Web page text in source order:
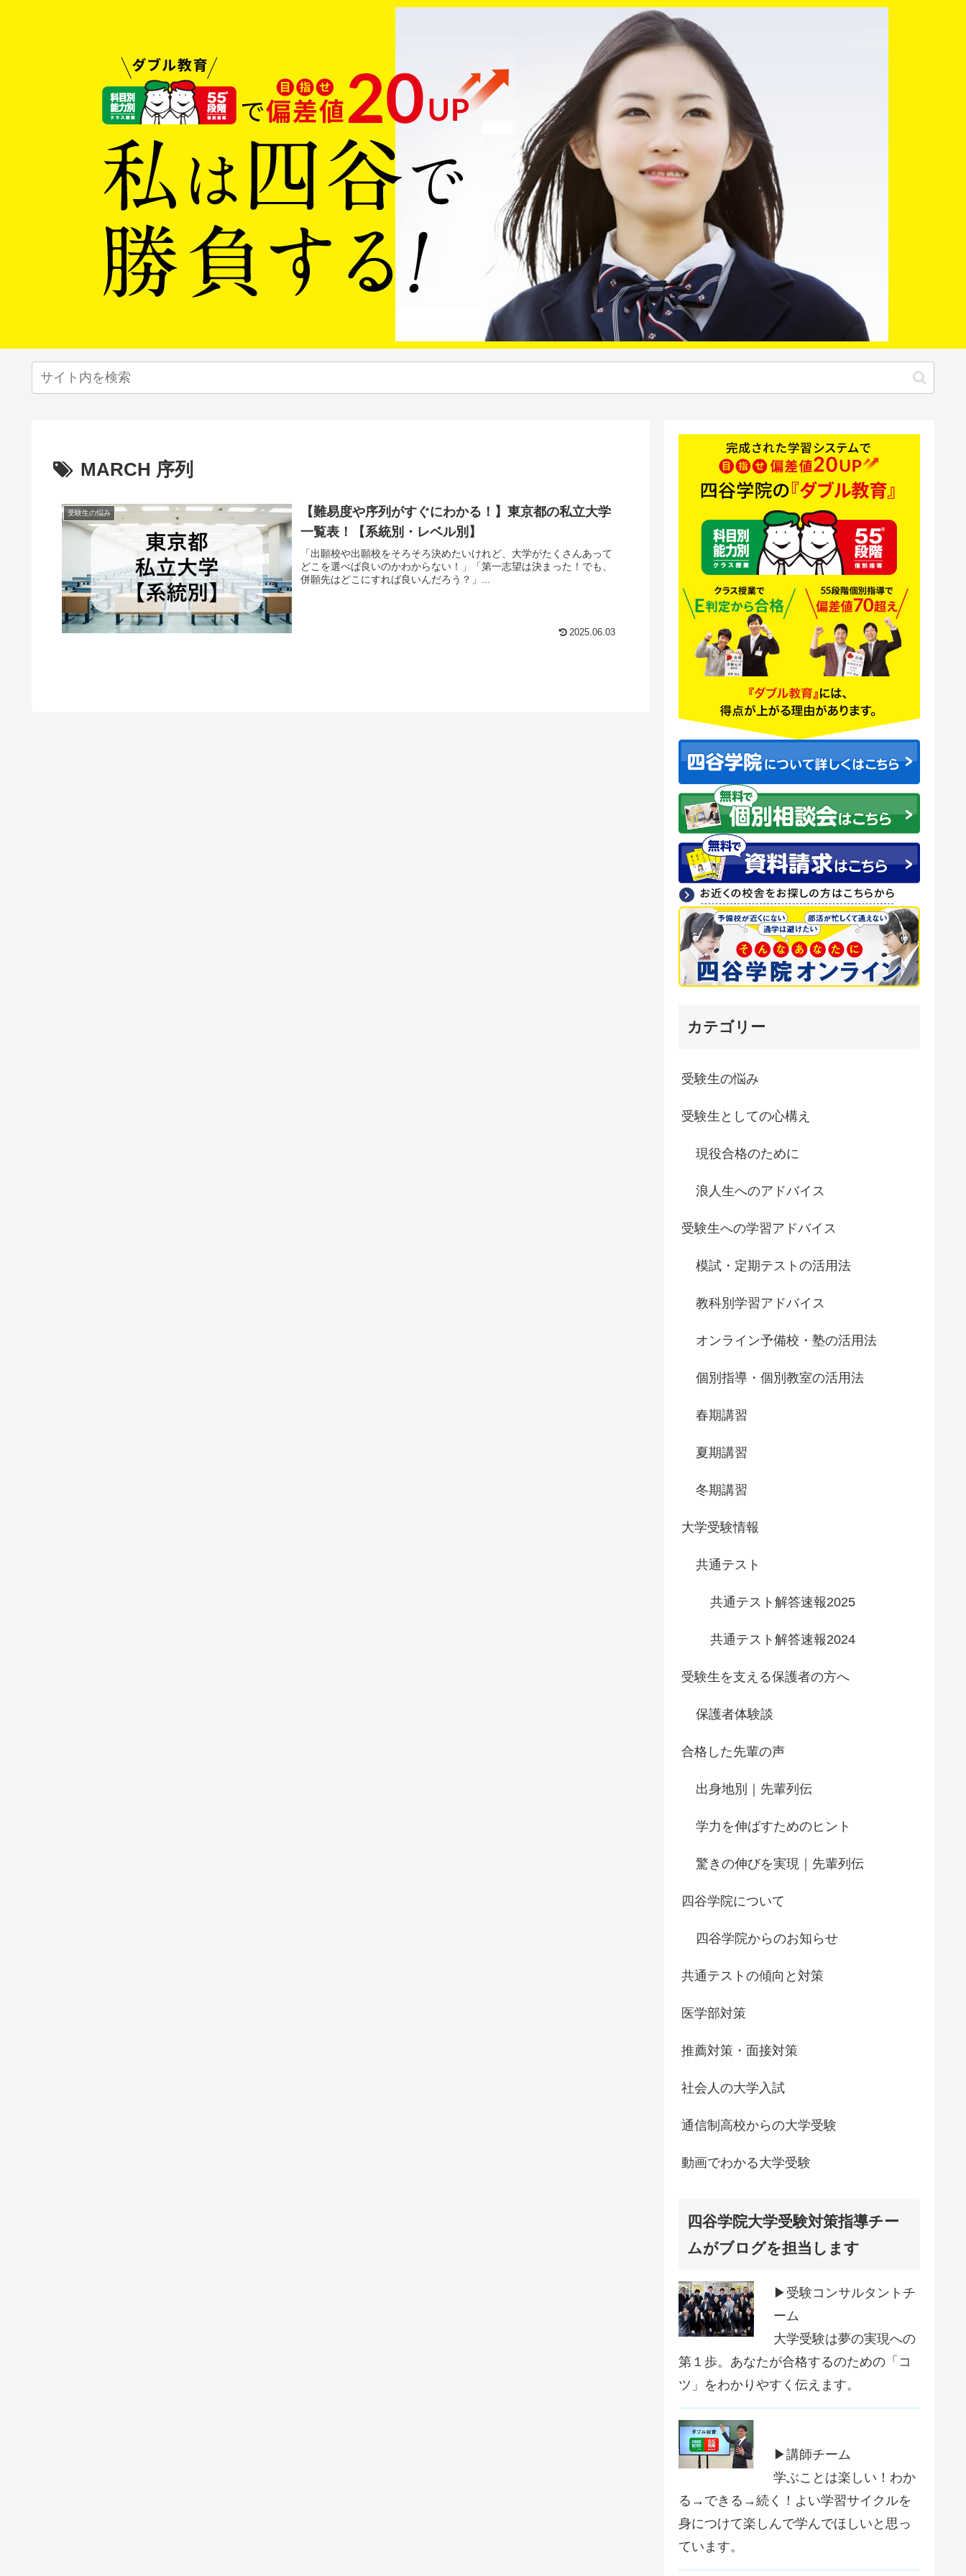
MARCH 序列
受験生の悩み
【難易度や序列がすぐにわかる！】東京都の私立大学
一覧表！【系統別・レベル別】
「出願校や出願校をそろそろ決めたいけれど、大学がたくさんあって
どこを選べば良いのかわからない！」「第一志望は決まった！でも、
併願先はどこにすれば良いんだろう？」...
2025.06.03
カテゴリー
受験生の悩み
受験生としての心構え
現役合格のために
浪人生へのアドバイス
受験生への学習アドバイス
模試・定期テストの活用法
教科別学習アドバイス
オンライン予備校・塾の活用法
個別指導・個別教室の活用法
春期講習
夏期講習
冬期講習
大学受験情報
共通テスト
共通テスト解答速報2025
共通テスト解答速報2024
受験生を支える保護者の方へ
保護者体験談
合格した先輩の声
出身地別｜先輩列伝
学力を伸ばすためのヒント
驚きの伸びを実現｜先輩列伝
四谷学院について
四谷学院からのお知らせ
共通テストの傾向と対策
医学部対策
推薦対策・面接対策
社会人の大学入試
通信制高校からの大学受験
動画でわかる大学受験
四谷学院大学受験対策指導チー
ムがブログを担当します
▶受験コンサルタントチ
ーム
大学受験は夢の実現への
第１歩。あなたが合格するのための「コ
ツ」をわかりやすく伝えます。
▶講師チーム
学ぶことは楽しい！わか
る→できる→続く！よい学習サイクルを
身につけて楽しんで学んでほしいと思っ
ています。